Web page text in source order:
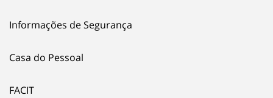
Informações de Segurança
Casa do Pessoal
FACIT